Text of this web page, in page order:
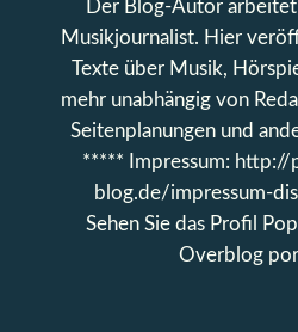
Der Blog-Autor
Musikjournalist. Hier
Texte über Musik,
mehr unabhängig von
Seitenplanungen und
***** Impressum: http://
blog.de/impressum-
Sehen Sie das Profil
Overblog